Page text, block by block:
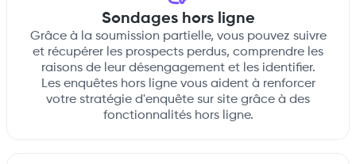
Sondages hors ligne
Grâce à la soumission partielle, vous pouvez suivre
et récupérer les prospects perdus, comprendre les
raisons de leur désengagement et les identifier.
Les enquêtes hors ligne vous aident à renforcer
votre stratégie d'enquête sur site grâce à des
fonctionnalités hors ligne.